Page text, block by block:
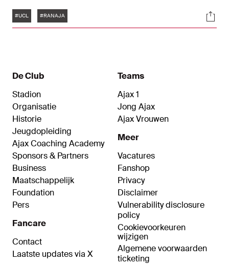
dat we waardig hebben afgesloten.'
Tags
#UCL #RANAJA
De Club
Stadion
Organisatie
Historie
Jeugdopleiding
Ajax Coaching Academy
Sponsors & Partners
Business
Maatschappelijk
Foundation
Pers
Fancare
Contact
Laatste updates via X
Teams
Ajax 1
Jong Ajax
Ajax Vrouwen
Meer
Vacatures
Fanshop
Privacy
Disclaimer
Vulnerability disclosure
policy
Cookievoorkeuren
wijzigen
Algemene voorwaarden
ticketing